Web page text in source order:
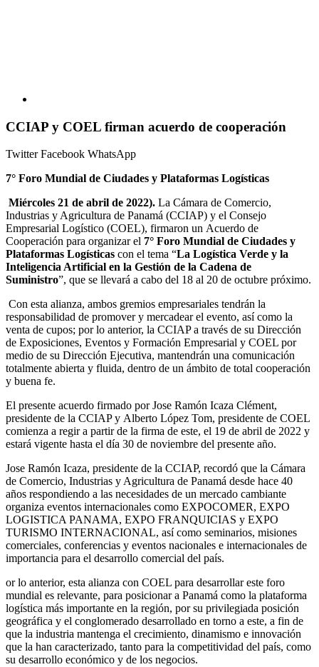
CCIAP y COEL firman acuerdo de cooperación
TwitterFacebook WhatsApp
7° Foro Mundial de Ciudades y Plataformas Logísticas
Miércoles 21 de abril de 2022). La Cámara de Comercio,
Industrias y Agricultura de Panamá (CCIAP) y el Consejo
Empresarial Logístico (COEL), firmaron un Acuerdo de
Cooperación para organizar el 7° Foro Mundial de Ciudades y
Plataformas Logísticas con el tema “La Logística Verde y la
Inteligencia Artificial en la Gestión de la Cadena de
Suministro”, que se llevará a cabo del 18 al 20 de octubre próximo.
Con esta alianza, ambos gremios empresariales tendrán la
responsabilidad de promover y mercadear el evento, así como la
venta de cupos; por lo anterior, la CCIAP a través de su Dirección
de Exposiciones, Eventos y Formación Empresarial y COEL por
medio de su Dirección Ejecutiva, mantendrán una comunicación
totalmente abierta y fluida, dentro de un ámbito de total cooperación
y buena fe.
El presente acuerdo firmado por Jose Ramón Icaza Clément,
presidente de la CCIAP y Alberto López Tom, presidente de COEL
comienza a regir a partir de la firma de este, el 19 de abril de 2022 y
estará vigente hasta el día 30 de noviembre del presente año.
Jose Ramón Icaza, presidente de la CCIAP, recordó que la Cámara
de Comercio, Industrias y Agricultura de Panamá desde hace 40
años respondiendo a las necesidades de un mercado cambiante
organiza eventos internacionales como EXPOCOMER, EXPO
LOGISTICA PANAMA, EXPO FRANQUICIAS y EXPO
TURISMO INTERNACIONAL, así como seminarios, misiones
comerciales, conferencias y eventos nacionales e internacionales de
importancia para el desarrollo comercial del país.
or lo anterior, esta alianza con COEL para desarrollar este foro
mundial es relevante, para posicionar a Panamá como la plataforma
logística más importante en la región, por su privilegiada posición
geográfica y el conglomerado desarrollado en torno a este, a fin de
que la industria mantenga el crecimiento, dinamismo e innovación
que la han caracterizado, tanto para la competitividad del país, como
su desarrollo económico y de los negocios.